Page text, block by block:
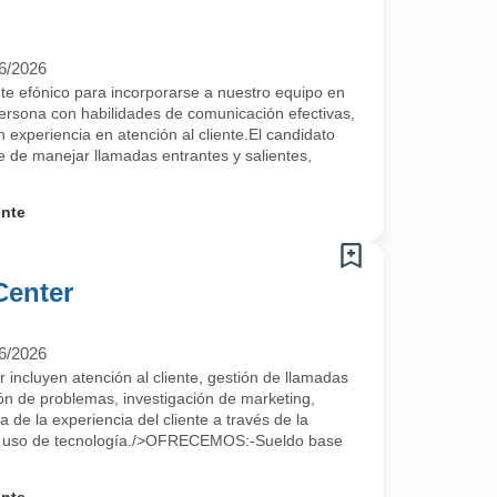
2026
efónico para incorporarse a nuestro equipo en
con habilidades de comunicación efectivas,
experiencia en atención al cliente.El candidato
de manejar llamadas entrantes y salientes,
2026
incluyen atención al cliente, gestión de llamadas
de problemas, investigación de marketing,
de la experiencia del cliente a través de la
de tecnología./>OFRECEMOS:-Sueldo base